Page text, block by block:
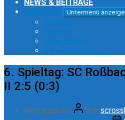
NEWS & BEITRÄGE
ÜBER UNS Untermenü
Kontakt
Anfahrt
Downloads
Vereinsgeschichte
6. Spieltag: SC
II 2:5 (0:3)
Beitragsautor Von